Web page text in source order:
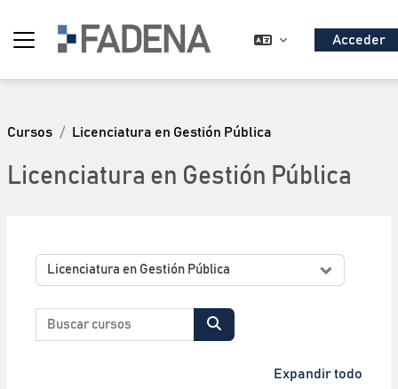
Acceder
Cursos Licenciatura en Gestión Pública
Licenciatura en Gestión Pública
Categorías
Buscar cursos
Buscar cursos
Expandir todo